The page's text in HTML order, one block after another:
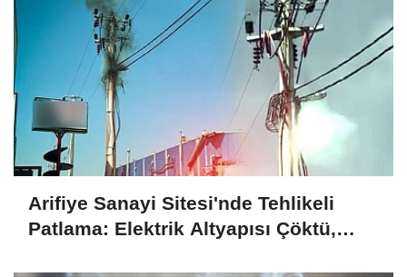
Arifiye Sanayi Sitesi'nde Tehlikeli
Patlama: Elektrik Altyapısı Çöktü,